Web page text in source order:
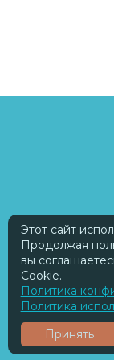
Этот сайт
Продолжая
вы
Cookie.
Политика
Политика
Принять